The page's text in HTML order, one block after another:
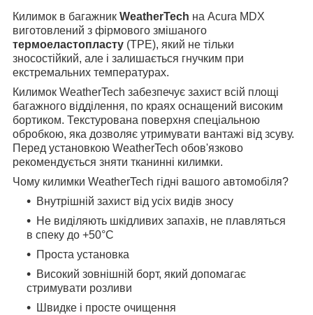
Килимок в багажник WeatherTech на Acura MDX
виготовлений з фірмового змішаного
термоеластопласту (TPE), який не тільки
зносостійкий, але і залишається гнучким при
екстремальних температурах.
Килимок WeatherTech забезпечує захист всій площі
багажного відділення, по краях оснащений високим
бортиком. Текстурована поверхня спеціальною
обробкою, яка дозволяє утримувати вантажі від зсуву.
Перед установкою WeatherTech обов'язково
рекомендується зняти тканинні килимки.
Чому килимки WeatherTech гідні вашого автомобіля?
Внутрішній захист від усіх видів зносу
Не виділяють шкідливих запахів, не плавляться
в спеку до +50°С
Проста установка
Високий зовнішній борт, який допомагає
стримувати розливи
Швидке і просте очищення